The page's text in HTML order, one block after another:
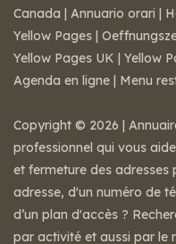
Canada | Annuario orari |
Yellow Pages |
Yellow Pages UK | Yellow
Agenda en ligne | Menu
Copyright © 2026 |
professionnel qui vous
et fermeture des adresses
adresse, d'un numéro de
d’un plan d'accès ?
par activité et aussi par le